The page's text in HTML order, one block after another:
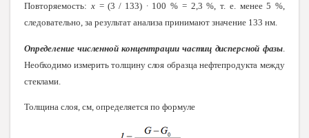
Повторяемость: х= (3 / 133) ∙ 100 % = 2,3 %, т. е. менее 5 %,
следовательно, за результат анализа принимают значение 133 нм.
Определение численной концентрации частиц дисперсной фазы
Необходимо измерить толщину слоя образца нефтепродукта между
стеклами.
Толщина слоя, см, определяется по формуле